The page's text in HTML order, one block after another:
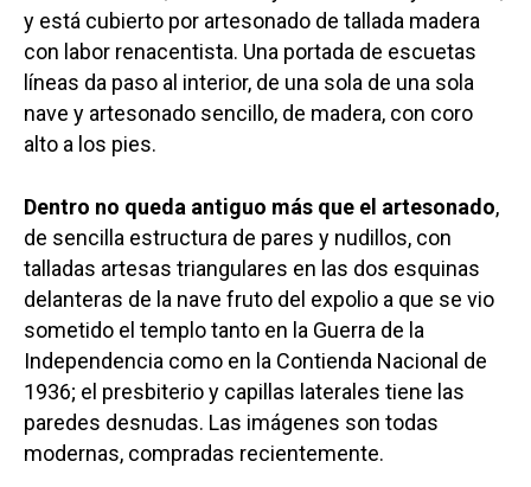
y está cubierto por artesonado de tallada madera
con labor renacentista. Una portada de escuetas
líneas da paso al interior, de una sola de una sola
nave y artesonado sencillo, de madera, con coro
alto a los pies.
Dentro no queda antiguo más que el artesonado,
de sencilla estructura de pares y nudillos, con
talladas artesas triangulares en las dos esquinas
delanteras de la nave fruto del expolio a que se vio
sometido el templo tanto en la Guerra de la
Independencia como en la Contienda Nacional de
1936; el presbiterio y capillas laterales tiene las
paredes desnudas. Las imágenes son todas
modernas, compradas recientemente.